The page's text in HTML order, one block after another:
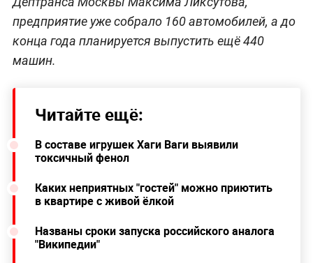
предприятие уже собрало 160 автомобилей, а до
конца года планируется выпустить ещё 440
машин.
Читайте ещё:
В составе игрушек Хаги Ваги выявили
токсичный фенол
Каких неприятных "гостей" можно приютить
в квартире с живой ёлкой
Названы сроки запуска российского аналога
"Википедии"